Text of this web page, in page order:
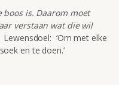
is. Daarom moet
verstaan wat die wil
Lewensdoel: ‘Om met elke
en te doen.’